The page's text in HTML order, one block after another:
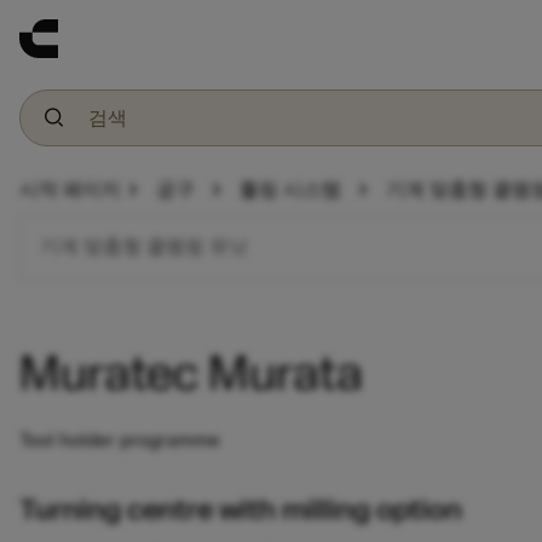
chevron_right chevron_right 툴링 시스템 chevron_right
Muratec Murata
Tool holder programme
Turning centre with milling option